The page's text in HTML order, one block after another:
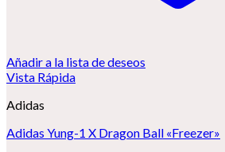
Añadir a la lista de deseos
Vista Rápida
Adidas
Adidas Yung-1 X Dragon Ball «Freezer»